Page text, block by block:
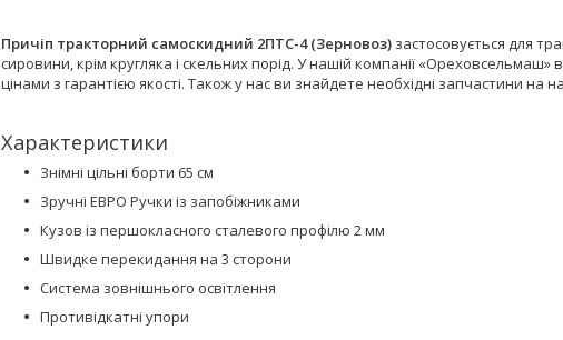
Причіп тракторний самоскидний 2ПТС-4 (Зерновоз) застосовується для
сировини, крім кругляка і скельних порід. У нашій компанії «Ореховсельмаш»
цінами з гарантією якості. Також у нас ви знайдете необхідні запчастини на
Характеристики
Знімні цільні борти 65 см
Зручні ЕВРО Ручки із запобіжниками
Кузов із першокласного сталевого профілю 2 мм
Швидке перекидання на 3 сторони
Cистема зовнішнього освітлення
Противідкатні упори